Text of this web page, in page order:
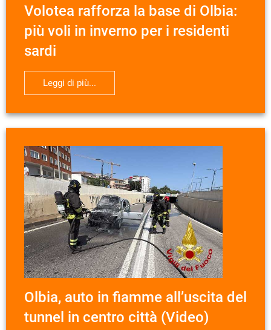
Volotea rafforza la base di Olbia:
più voli in inverno per i residenti
sardi
Leggi di più...
Olbia, auto in fiamme all’uscita del
tunnel in centro città (Video)